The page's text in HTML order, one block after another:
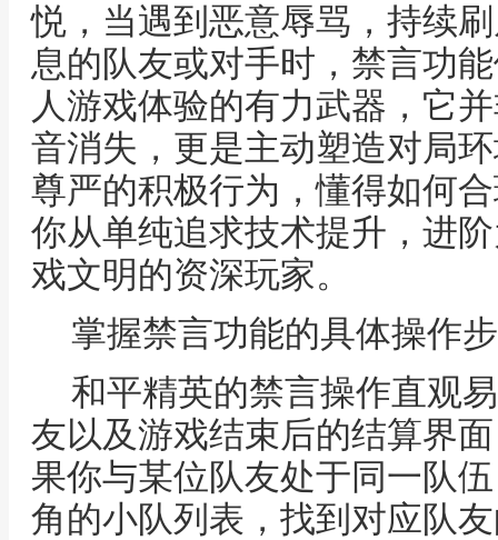
悦，当遇到恶意辱骂，持续
息的队友或对手时，禁言功
人游戏体验的有力武器，它
音消失，更是主动塑造对局
尊严的积极行为，懂得如何
你从单纯追求技术提升，进
戏文明的资深玩家。
掌握禁言功能的具体操作
和平精英的禁言操作直观
友以及游戏结束后的结算界
果你与某位队友处于同一队
角的小队列表，找到对应队